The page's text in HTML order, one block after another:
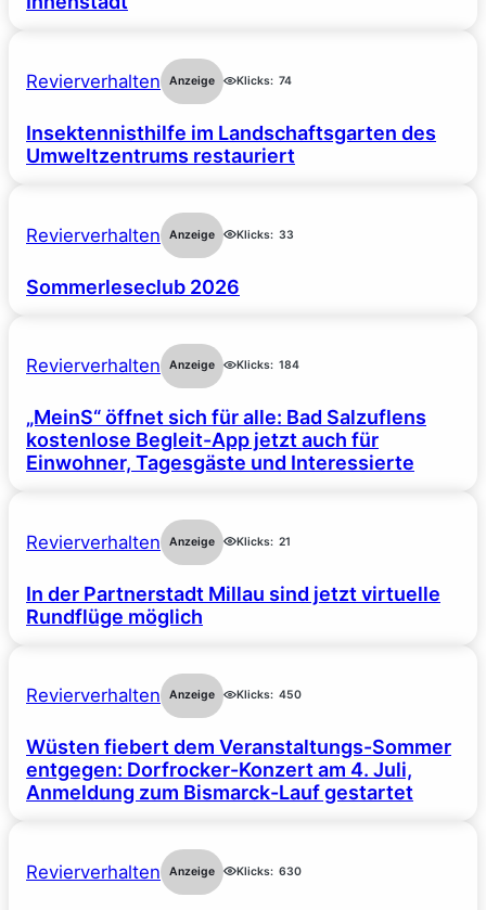
Revierverhalten Anzeige Klicks: 74
Insektennisthilfe im Landschaftsgarten des
Umweltzentrums restauriert
Revierverhalten Anzeige Klicks: 33
Sommerleseclub 2026
Revierverhalten Anzeige Klicks: 184
„MeinS“ öffnet sich für alle: Bad Salzuflens
kostenlose Begleit-App jetzt auch für
Einwohner, Tagesgäste und Interessierte
Revierverhalten Anzeige Klicks: 21
In der Partnerstadt Millau sind jetzt virtuelle
Rundflüge möglich
Revierverhalten Anzeige Klicks: 450
Wüsten fiebert dem Veranstaltungs-Sommer
entgegen: Dorfrocker-Konzert am 4. Juli,
Anmeldung zum Bismarck-Lauf gestartet
Revierverhalten Anzeige Klicks: 630